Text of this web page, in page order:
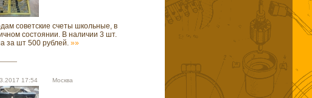
советские счеты школьные, в
состоянии. В наличии 3 шт.
за шт 500 рублей. »»
17:54 Москва